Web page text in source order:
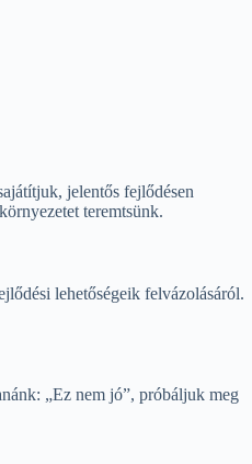
jelentős fejlődésen
teremtsünk.
lehetőségeik felvázolásáról.
„Ez nem jó”, próbáljuk meg